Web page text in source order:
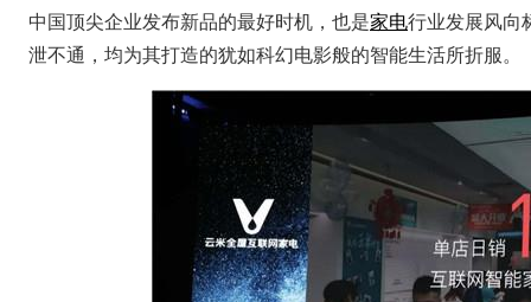
中国顶尖企业发布新品的最好时机，也是家电行业发展风向
泄不通，均为其打造的犹如科幻电影般的智能生活所折服。